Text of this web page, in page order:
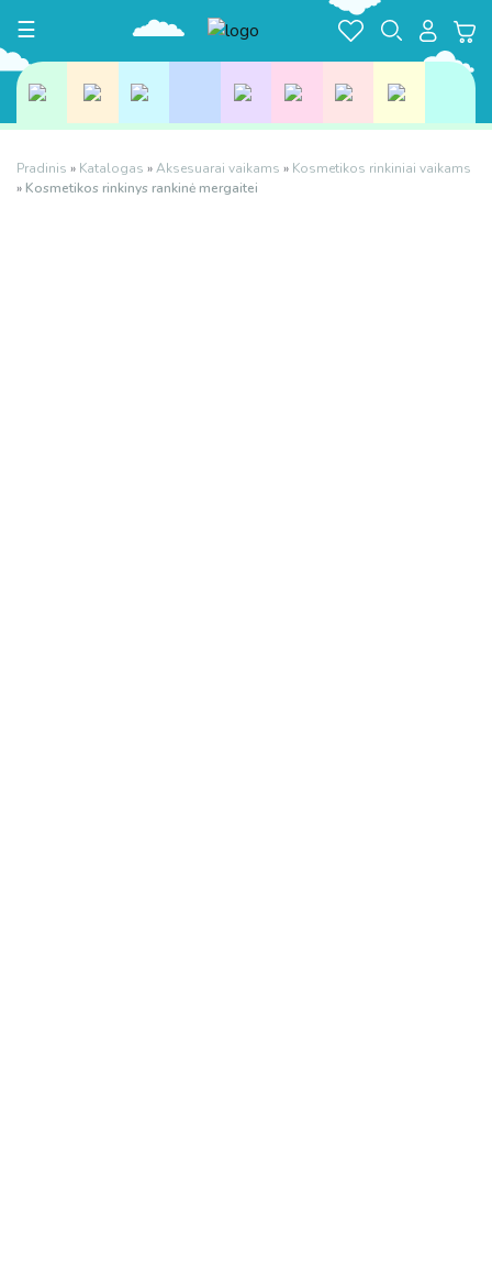
Toggle navigation
☰
Pradinis » Katalogas »Aksesuarai vaikams » Kosmetikos rinkiniai vaikams
» Kosmetikos rinkinys rankinė mergaitei